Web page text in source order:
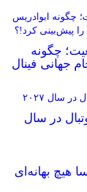
چگونه
جهانی فینال
در سال
هیچ بهانه‌‌ای